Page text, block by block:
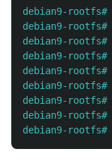
debian9-rootfs#
debian9-rootfs#
debian9-rootfs#
debian9-rootfs#
debian9-rootfs#
debian9-rootfs#
debian9-rootfs#
debian9-rootfs#
debian9-rootfs#